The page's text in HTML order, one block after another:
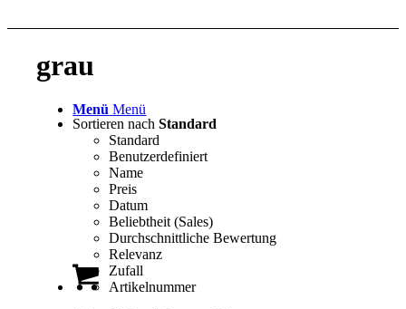
Menü Menü
grau
Sortieren nachStandard
Standard
Benutzerdefiniert
Name
Preis
Datum
Beliebtheit (Sales)
Durchschnittliche Bewertung
Relevanz
Zufall
Artikelnummer